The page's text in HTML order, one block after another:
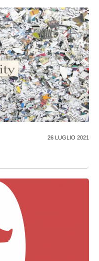
26 LUGLIO 2021